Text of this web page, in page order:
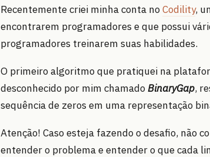
Recentemente criei minha conta noCodility,
encontrarem programadores e que possui
programadores treinarem suas habilidades.
O primeiro algoritmo que pratiquei na
desconhecido por mim chamadoBinaryGap,
sequência de zeros em uma representação
Atenção! Caso esteja fazendo o desafio, não
entender o problema e entender o que cada